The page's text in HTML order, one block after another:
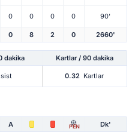
0 0 0 0 90'
0 8 2 0 2660'
dakika Kartlar / 90 dakika
0.32 Kartlar
A PEN Dk'